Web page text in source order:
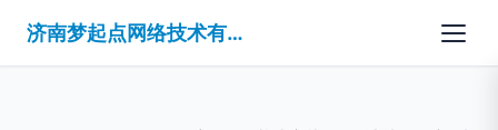
济南梦起点网络技术有限公司